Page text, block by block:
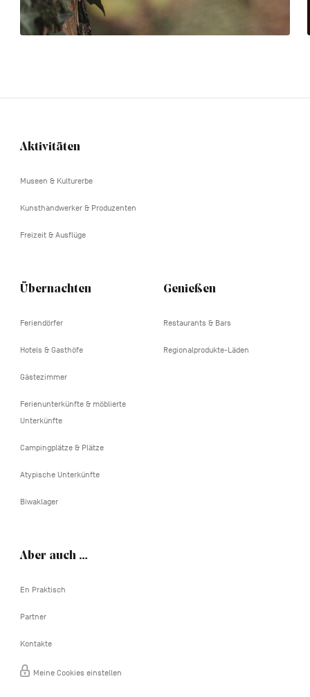
Navigation
Aktivitäten
Museen & Kulturerbe
Kunsthandwerker & Produzenten
Freizeit & Ausflüge
Übernachten
Feriendörfer
Hotels & Gasthöfe
Gästezimmer
Ferienunterkünfte & möblierte
Unterkünfte
Campingplätze & Plätze
Atypische Unterkünfte
Biwaklager
Genießen
Restaurants & Bars
Regionalprodukte-Läden
Aber auch …
En Praktisch
Partner
Kontakte
Meine Cookies einstellen